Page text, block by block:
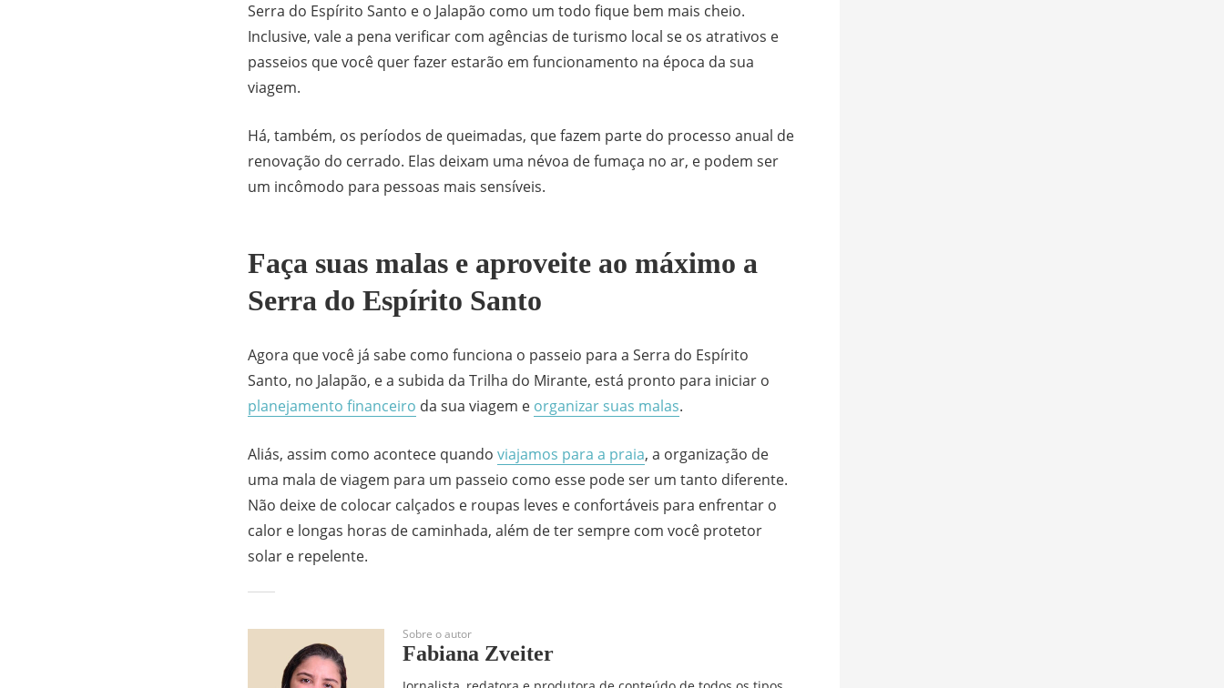
Serra do Espírito Santo e o Jalapão como um todo fique bem mais cheio.
Inclusive, vale a pena verificar com agências de turismo local se os atrativos e
passeios que você quer fazer estarão em funcionamento na época da sua
viagem.
Há, também, os períodos de queimadas, que fazem parte do processo anual de
renovação do cerrado. Elas deixam uma névoa de fumaça no ar, e podem ser
um incômodo para pessoas mais sensíveis.
Faça suas malas e aproveite ao máximo a
Serra do Espírito Santo
Agora que você já sabe como funciona o passeio para a Serra do Espírito
Santo, no Jalapão, e a subida da Trilha do Mirante, está pronto para iniciar o
planejamento financeiro da sua viagem e organizar suas malas.
Aliás, assim como acontece quando viajamos para a praia, a organização de
uma mala de viagem para um passeio como esse pode ser um tanto diferente.
Não deixe de colocar calçados e roupas leves e confortáveis para enfrentar o
calor e longas horas de caminhada, além de ter sempre com você protetor
solar e repelente.
Sobre o autor
Fabiana Zveiter